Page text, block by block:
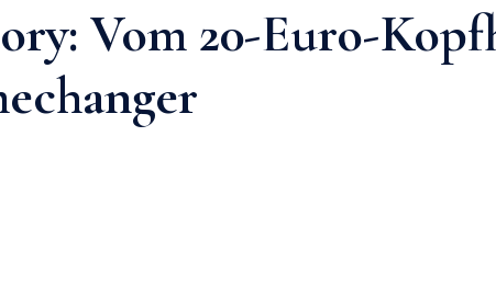
Vom 20-Euro-